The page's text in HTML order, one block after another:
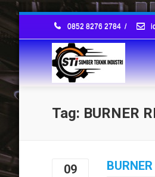
0852 8276 2784 /
Tag: BURNER
09